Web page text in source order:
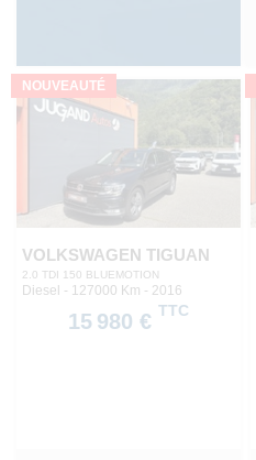
NOUVEAUTÉ
VOLKSWAGEN TIGUAN
2.0 TDI 150 BLUEMOTION
Diesel - 127000 Km - 2016
15 980 € TTC